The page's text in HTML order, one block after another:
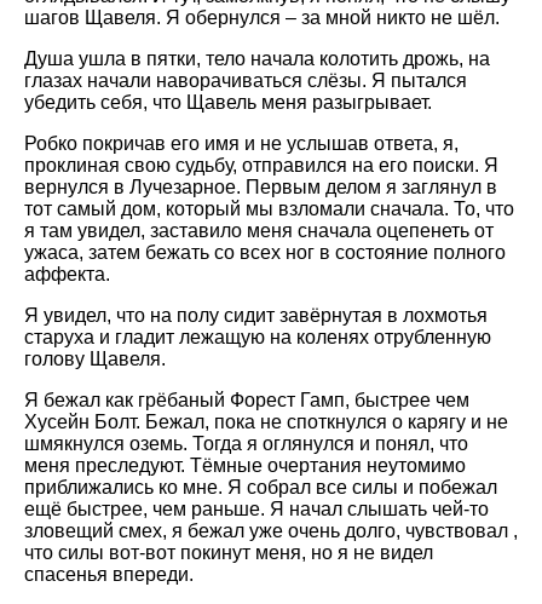
шагов Щавеля. Я обернулся – за мной никто не шёл.
Душа ушла в пятки, тело начала колотить дрожь, на
глазах начали наворачиваться слёзы. Я пытался
убедить себя, что Щавель меня разыгрывает.
Робко покричав его имя и не услышав ответа, я,
проклиная свою судьбу, отправился на его поиски. Я
вернулся в Лучезарное. Первым делом я заглянул в
тот самый дом, который мы взломали сначала. То, что
я там увидел, заставило меня сначала оцепенеть от
ужаса, затем бежать со всех ног в состояние полного
аффекта.
Я увидел, что на полу сидит завёрнутая в лохмотья
старуха и гладит лежащую на коленях отрубленную
голову Щавеля.
Я бежал как грёбаный Форест Гамп, быстрее чем
Хусейн Болт. Бежал, пока не споткнулся о карягу и не
шмякнулся оземь. Тогда я оглянулся и понял, что
меня преследуют. Тёмные очертания неутомимо
приближались ко мне. Я собрал все силы и побежал
ещё быстрее, чем раньше. Я начал слышать чей-то
зловещий смех, я бежал уже очень долго, чувствовал ,
что силы вот-вот покинут меня, но я не видел
спасенья впереди.